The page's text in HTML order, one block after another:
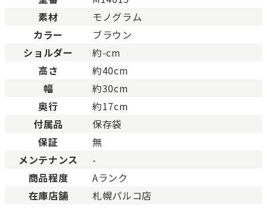
Bランク
BCランク
Cランク
素材
モノグラム
カラー
ブラウン
ショルダー
約-cm
高さ
約40cm
幅
約30cm
奥行
約17cm
付属品
保存袋
保証
無
メンテナンス
-
商品程度
Aランク
在庫店舗
札幌パルコ店